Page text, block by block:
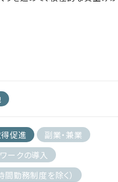
促進
副業・兼業
ークの導入
勤務制度を除く）